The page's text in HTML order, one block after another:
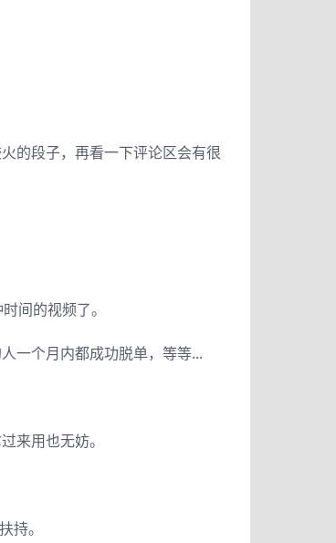
的段子，再看一下评论区会有很
间的视频了。
一个月内都成功脱单，等等...
来用也无妨。
持。